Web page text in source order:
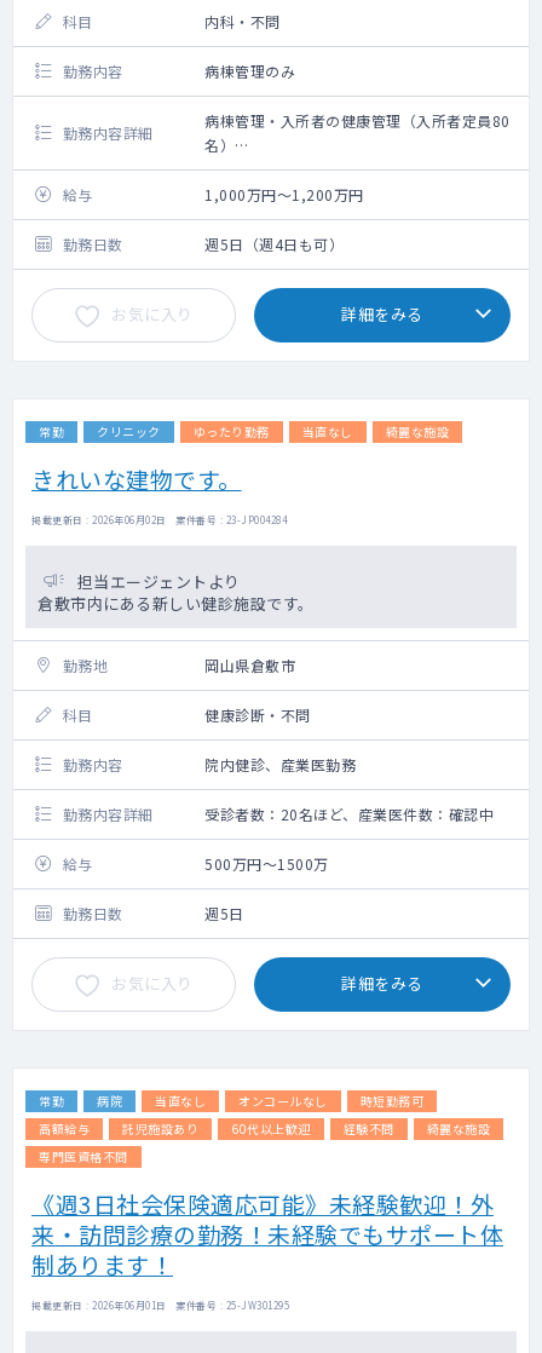
科目 内科・不問
勤務内容 病棟管理のみ
勤務内容詳細
病棟管理・入所者の健康管理（入所者定員80
名）
施設長業務（会議への参加など）
＊勤務内容の詳細は経験・スキルを踏まえて
相談可能
＊救急対応なし
給与 1,000万円～1,200万円
勤務日数 週5日（週4日も可）
お気に入り 詳細をみる
常勤 クリニック ゆったり勤務 当直なし 綺麗な施設
きれいな建物です。
掲載更新日 : 2026年06月02日 案件番号 : 23-JP004284
担当エージェントより
倉敷市内にある新しい健診施設です。
勤務地 岡山県倉敷市
科目 健康診断・不問
勤務内容 院内健診、産業医勤務
勤務内容詳細 受診者数：20名ほど、産業医件数：確認中
給与 500万円～1500万
勤務日数 週5日
お気に入り 詳細をみる
常勤 病院 当直なし オンコールなし
時短勤務可
高額給与
託児施設あり 60代以上歓迎 経験不問
綺麗な施設
専門医資格不問
《週3日社会保険適応可能》未経験歓迎！外
来・訪問診療の勤務！未経験でもサポート体
制あります！
掲載更新日 : 2026年06月01日 案件番号 : 25-JW301295